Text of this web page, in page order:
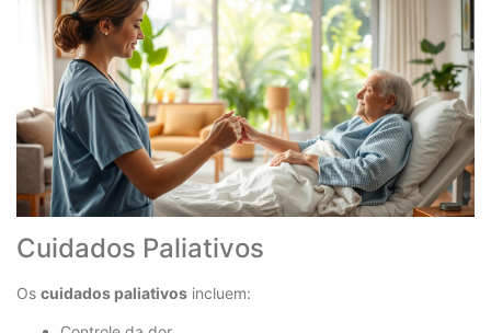
Cuidados Paliativos
Os cuidados paliativos incluem: